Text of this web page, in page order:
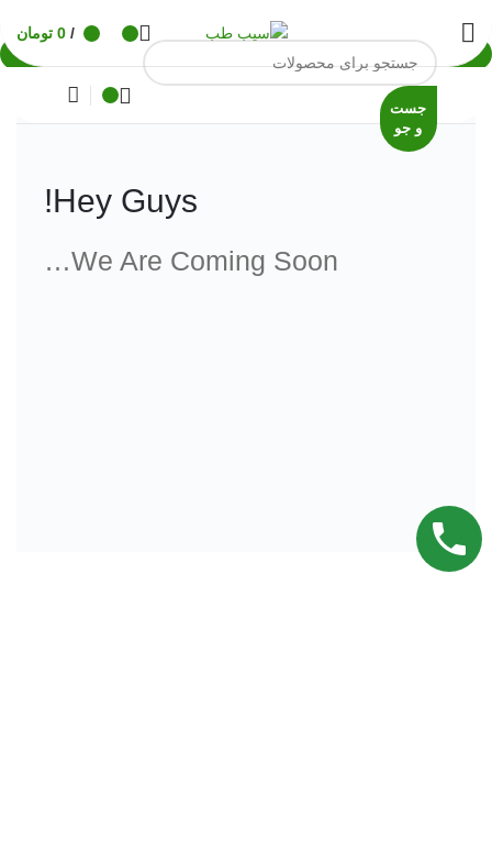
/
0 تومان
جست
و جو
به زودی
Hey Guys!
We Are Coming Soon…